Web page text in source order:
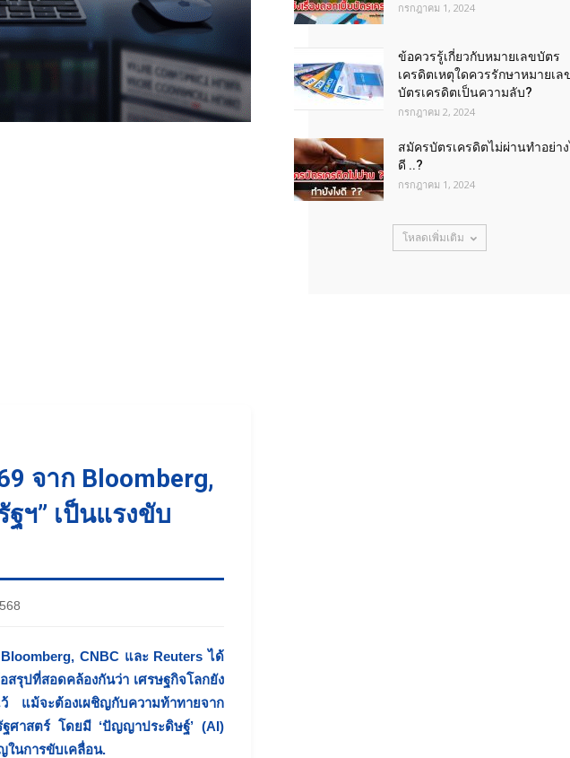
จาก Bloomberg,
ฐฯ” เป็นแรงขับ
CNBC และ Reuters ได้
สรุปที่สอดคล้องกันว่า เศรษฐกิจโลกยัง
แม้จะต้องเผชิญกับความท้าทายจาก
ฐศาสตร์ โดยมี ‘ปัญญาประดิษฐ์’ (AI)
ในการขับเคลื่อน.
กรกฎาคม 1, 2024
ข้อควรรู้เกี่ยวกับหมายเลขบัตร
เครดิตเหตุใดควรรักษาหมายเล
บัตรเครดิตเป็นความลับ?
กรกฎาคม 2, 2024
สมัครบัตรเครดิตไม่ผ่านทำอย่า
ดี ..?
กรกฎาคม 1, 2024
โหลดเพิ่มเติม